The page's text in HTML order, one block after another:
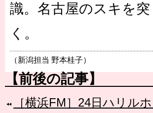
識。名古屋のスキを
く。
（新潟担当 野本桂子）
【前後の記事】
［横浜FM］24日ハリル